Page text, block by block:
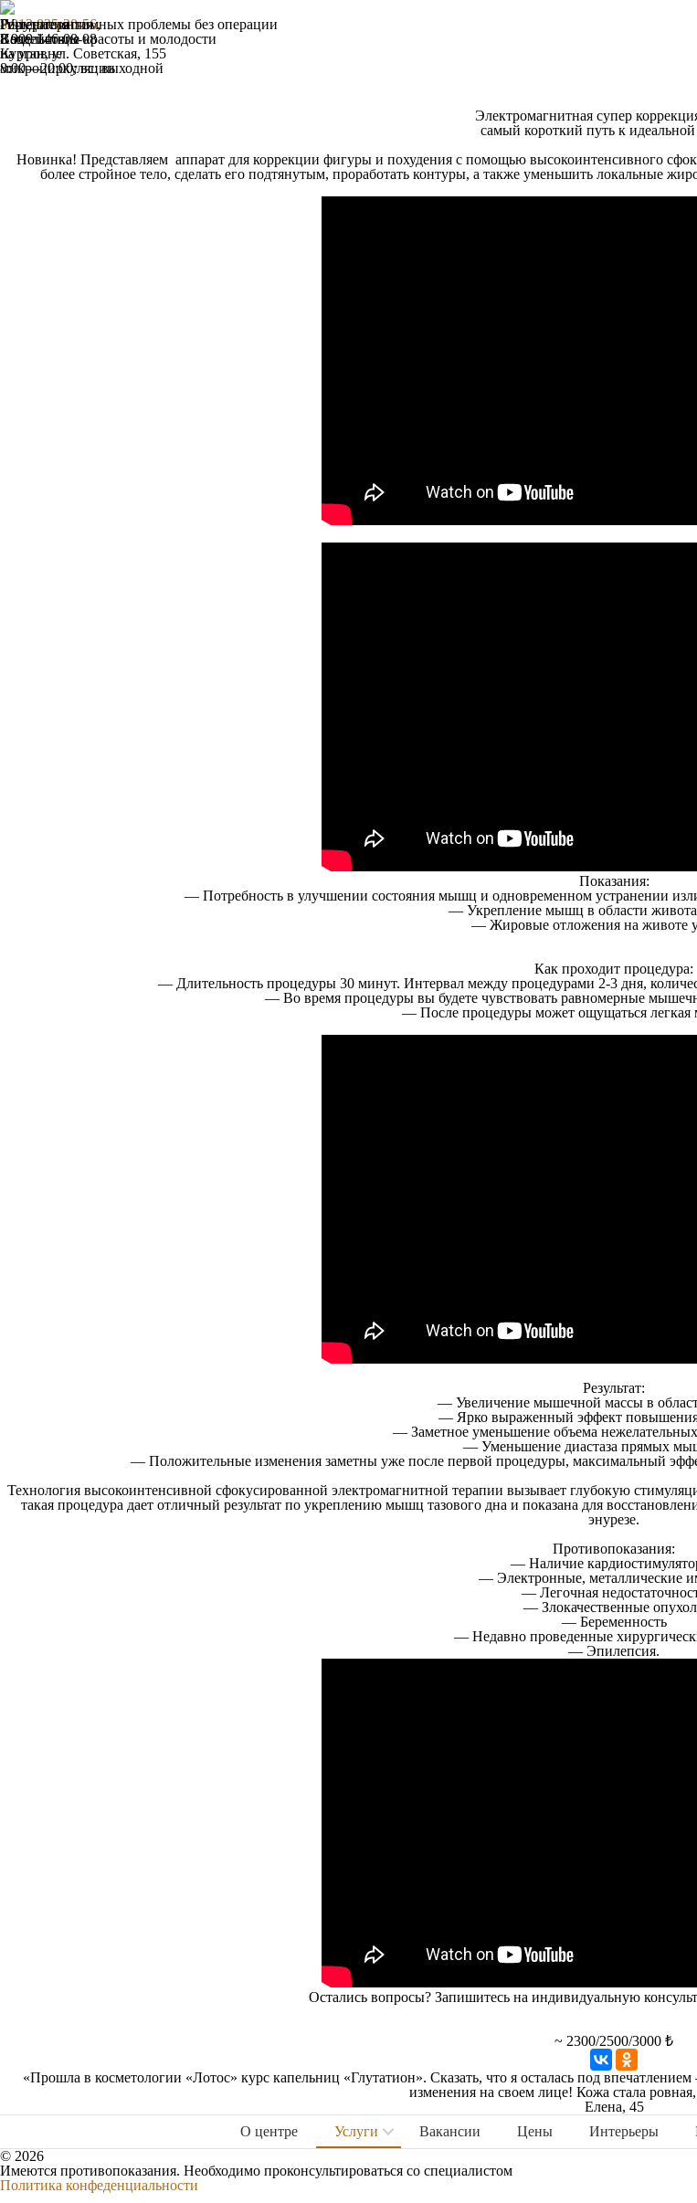
Гирудотерапия
Воздействие
на уровне
микроциркуляции
IV-терапия
Капельницы красоты и молодости
Решение интимных проблемы без операции
8 912 835-20-56,
8 909 146-08-08
Курган, ул. Советская, 155
8:00—20:00; вс: выходной
Электромагнитная супер
самый короткий путь к
Новинка! Представляем аппарат для коррекции фигуры и похудения с помощью высокоинтенсивного
более стройное тело, сделать его подтянутым, проработать контуры, а также уменьшить
Показания:
— Потребность в улучшении состояния мышц и одновременном устранении
— Укрепление мышц в области живота
— Жировые отложения на животе
Как проходит процедура:
— Длительность процедуры 30 минут. Интервал между процедурами 2-3 дня,
— Во время процедуры вы будете чувствовать равномерные
— После процедуры может ощущаться легкая
Результат:
— Увеличение мышечной массы в
— Ярко выраженный эффект
— Заметное уменьшение объема
— Уменьшение диастаза прямых
— Положительные изменения заметны уже после первой процедуры, максимальный
Технология высокоинтенсивной сфокусированной электромагнитной терапии вызывает глубокую
такая процедура дает отличный результат по укреплению мышц тазового дна и показана для
энурезе.
Противопоказания:
— Наличие
— Электронные, металлические
— Легочная
— Злокачественные
— Беременность
— Недавно проведенные
— Эпилепсия.
Остались вопросы? Запишитесь на индивидуальную
~ 2300/2500/3000 ₺
«Прошла в косметологии «Лотос» курс капельниц «Глутатион». Сказать, что я осталась под
изменения на своем лице! Кожа стала
Елена, 45
О центре
Услуги Вакансии Цены Интерьеры
© 2026
Имеются противопоказания. Необходимо проконсультироваться со специалистом
Политика конфеденциальности